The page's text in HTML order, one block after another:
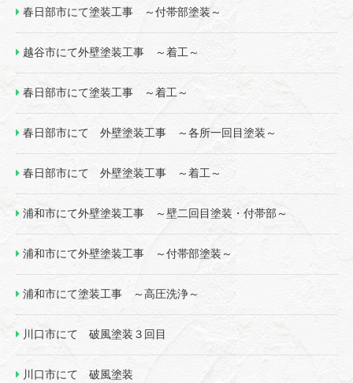
春日部市にて塗装工事 ～付帯部塗装～
越谷市にて外壁塗装工事 ～着工～
春日部市にて塗装工事 ～着工～
春日部市にて 外壁塗装工事 ～各所一回目塗装～
春日部市にて 外壁塗装工事 ～着工～
浦和市にて外壁塗装工事 ～壁二回目塗装・付帯部～
浦和市にて外壁塗装工事 ～付帯部塗装～
浦和市にて塗装工事 ～高圧洗浄～
川口市にて 破風塗装３回目
川口市にて 破風塗装